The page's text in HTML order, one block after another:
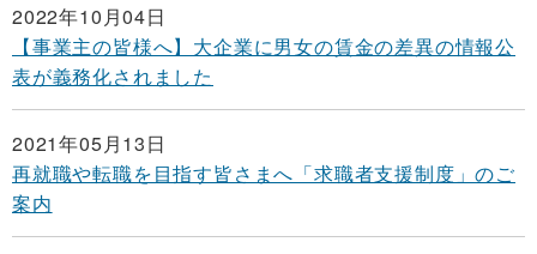
2022年10月04日
【事業主の皆様へ】大企業に男女の賃金の差異の情報公
表が義務化されました
2021年05月13日
再就職や転職を目指す皆さまへ「求職者支援制度」のご
案内